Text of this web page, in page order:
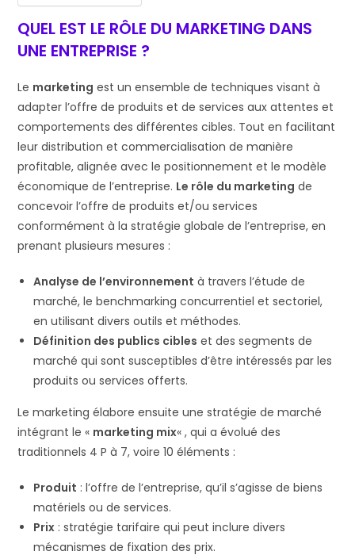
QUEL EST LE RÔLE DU MARKETING DANS
UNE ENTREPRISE ?
Le marketing est un ensemble de techniques visant à
adapter l’offre de produits et de services aux attentes et
comportements des différentes cibles. Tout en facilitant
leur distribution et commercialisation de manière
profitable, alignée avec le positionnement et le modèle
économique de l’entreprise. Le rôle du marketing de
concevoir l’offre de produits et/ou services
conformément à la stratégie globale de l’entreprise, en
prenant plusieurs mesures :
Analyse de l’environnement à travers l’étude de
marché, le benchmarking concurrentiel et sectoriel,
en utilisant divers outils et méthodes.
Définition des publics cibles et des segments de
marché qui sont susceptibles d’être intéressés par les
produits ou services offerts.
Le marketing élabore ensuite une stratégie de marché
intégrant le « marketing mix« , qui a évolué des
traditionnels 4 P à 7, voire 10 éléments :
Produit : l’offre de l’entreprise, qu’il s’agisse de biens
matériels ou de services.
Prix : stratégie tarifaire qui peut inclure divers
mécanismes de fixation des prix.